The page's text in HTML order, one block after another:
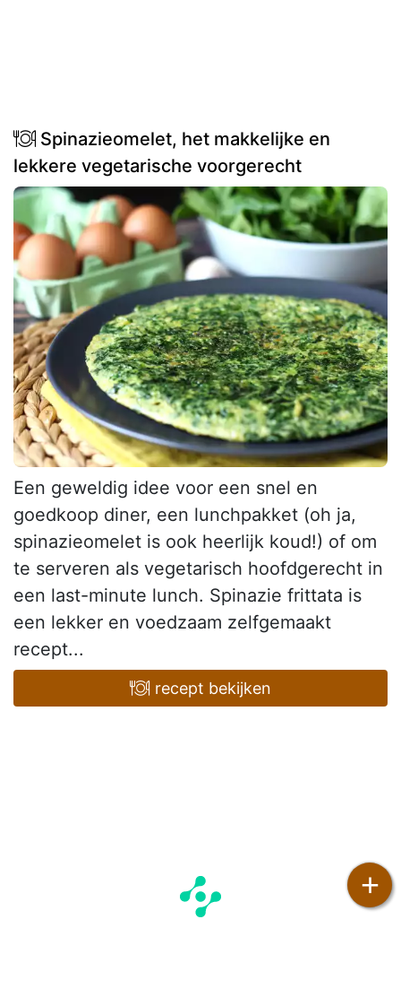
Spinazieomelet, het makkelijke en
lekkere vegetarische voorgerecht
Een geweldig idee voor een snel en
goedkoop diner, een lunchpakket (oh ja,
spinazieomelet is ook heerlijk koud!) of om
te serveren als vegetarisch hoofdgerecht in
een last-minute lunch. Spinazie frittata is
een lekker en voedzaam zelfgemaakt
recept...
recept bekijken
+